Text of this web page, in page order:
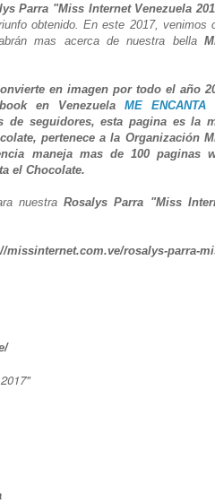
Parra "Miss Internet Venezuela
obtenido. En este 2017, venimos
mas acerca de nuestra bella
en imagen por todo el año
en Venezuela ME ENCANTA
de seguidores, esta pagina es la
pertenece a la Organización
maneja mas de 100 paginas
el Chocolate.
nuestraRosalys Parra "Miss
missinternet.com.ve/rosalys-parra-